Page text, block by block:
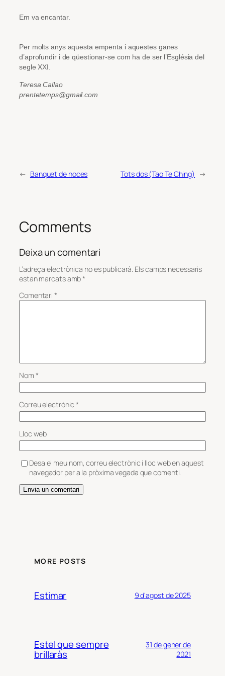
Em va encantar.
Per molts anys aquesta empenta i aquestes ganes
d’aprofundir i de qüestionar-se com ha de ser l’Església del
segle XXI.
Teresa Callao
prentetemps@gmail.com
← Banquet de noces Tots dos (Tao Te Ching) →
Comments
Deixa un comentari
L’adreça electrònica no es publicarà. Els camps necessaris
estan marcats amb*
Comentari*
Nom *
Correu electrònic*
Lloc web
Desa el meu nom, correu electrònic i lloc web en aquest
navegador per a la pròxima vegada que comenti.
MORE POSTS
Estimar 9 d'agost de 2025
Estel que sempre
brillaràs
31 de gener de
2021